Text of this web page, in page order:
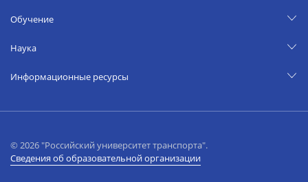
Обучение
Наука
Информационные ресурсы
© 2026 "Российский университет транспорта".
Сведения об образовательной организации